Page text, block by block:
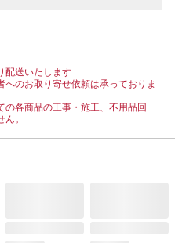
配送いたします
のお取り寄せ依頼は承っておりま
の各商品の工事・施工、不用品回
。